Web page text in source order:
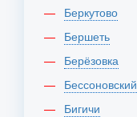
Беркутово
Бершеть
Берёзовка
Бессоновский
Бигичи